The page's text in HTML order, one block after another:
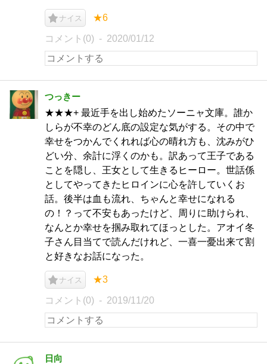
ナイス ★6
コメント(0) 2020/01/12
つっきー
★★★+ 最近手を出し始めたソーニャ文庫。誰か
しらが不幸のどん底の設定な気がする。その中で
幸せをつかんでくれれば心の晴れ方も、沈みがひ
どい分、余計に浮くのかも。訳あって王子である
ことを隠し、王女として生きるヒーロー。世話係
としてやってきたヒロインに心を許していくお
話。後半は血も流れ、ちゃんと幸せになれる
の！？って不安もあったけど、周りに助けられ、
なんとか幸せを掴み取れてほっとした。アオイ冬
子さん目当てで読んだけれど、一喜一憂出来て割
と好きなお話になった。
ナイス ★3
コメント(0) 2019/11/20
日向